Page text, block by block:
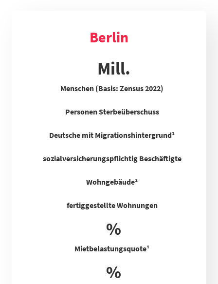
Berlin
Mill.
Menschen (Basis: Zensus 2022)
Personen Sterbeüberschuss
Deutsche mit Migrationshintergrund²
sozialversicherungspflichtig Beschäftigte
Wohngebäude²
fertiggestellte Wohnungen
%
Mietbelastungsquote¹
%